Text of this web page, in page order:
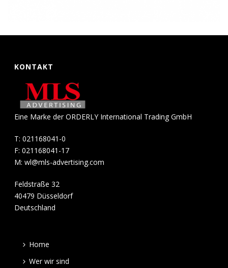
KONTAKT
Eine Marke der ORDERLY International Trading GmbH
T: 021168041-0
F: 021168041-17
M:wl@mls-advertising.com
Feldstraße 32
40479 Düsseldorf
Deutschland
Home
Wer wir sind